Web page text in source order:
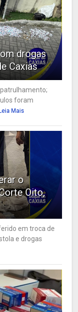
drogas
Caxias
foram
Leia Mais
o
Oito,
em troca de
e drogas